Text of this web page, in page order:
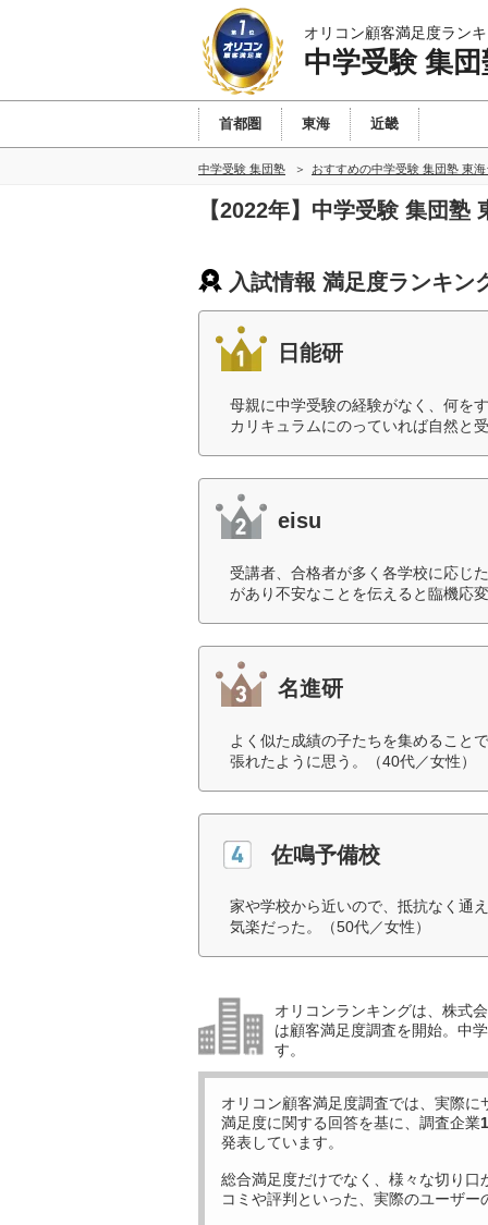
オリコン顧客満足度ラン
中学受験 集
首都圏 東海 近畿
中学受験 集団塾 おすすめの中学受験 集団塾 東
【2022年】中学受験 集団塾
入試情報 満足度ランキン
日能研
母親に中学受験の経験がなく、何を
カリキュラムにのっていれば自然と
eisu
受講者、合格者が多く各学校に応じ
があり不安なことを伝えると臨機応
名進研
よく似た成績の子たちを集めること
張れたように思う。（40代／女性）
佐鳴予備校
家や学校から近いので、抵抗なく通
気楽だった。（50代／女性）
オリコンランキングは、株式
は顧客満足度調査を開始。中
す。
オリコン顧客満足度調査では、実際に
満足度に関する回答を基に、調査企業
発表しています。
総合満足度だけでなく、様々な切り口
コミや評判といった、実際のユーザー